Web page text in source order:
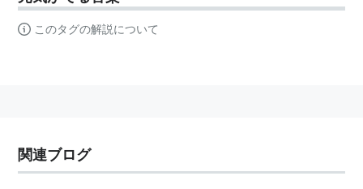
このタグの解説について
関連ブログ